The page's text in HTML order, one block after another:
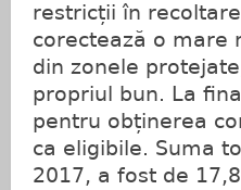
restricții în
corectează o mare
din zonele
propriul bun. La
pentru obținerea
ca eligibile. Suma
2017, a fost de